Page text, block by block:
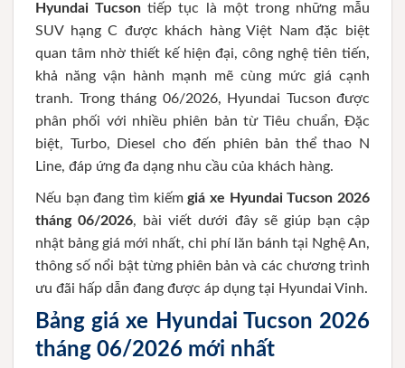
Hyundai Tucson tiếp tục là một trong những mẫu
SUV hạng C được khách hàng Việt Nam đặc biệt
quan tâm nhờ thiết kế hiện đại, công nghệ tiên tiến,
khả năng vận hành mạnh mẽ cùng mức giá cạnh
tranh. Trong tháng 06/2026, Hyundai Tucson được
phân phối với nhiều phiên bản từ Tiêu chuẩn, Đặc
biệt, Turbo, Diesel cho đến phiên bản thể thao N
Line, đáp ứng đa dạng nhu cầu của khách hàng.
Nếu bạn đang tìm kiếmgiá xe Hyundai Tucson 2026
tháng 06/2026, bài viết dưới đây sẽ giúp bạn cập
nhật bảng giá mới nhất, chi phí lăn bánh tại Nghệ An,
thông số nổi bật từng phiên bản và các chương trình
ưu đãi hấp dẫn đang được áp dụng tại Hyundai Vinh.
Bảng giá xe Hyundai Tucson 2026
tháng 06/2026 mới nhất